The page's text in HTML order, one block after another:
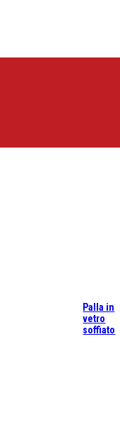
Palla in
vetro
soffiato